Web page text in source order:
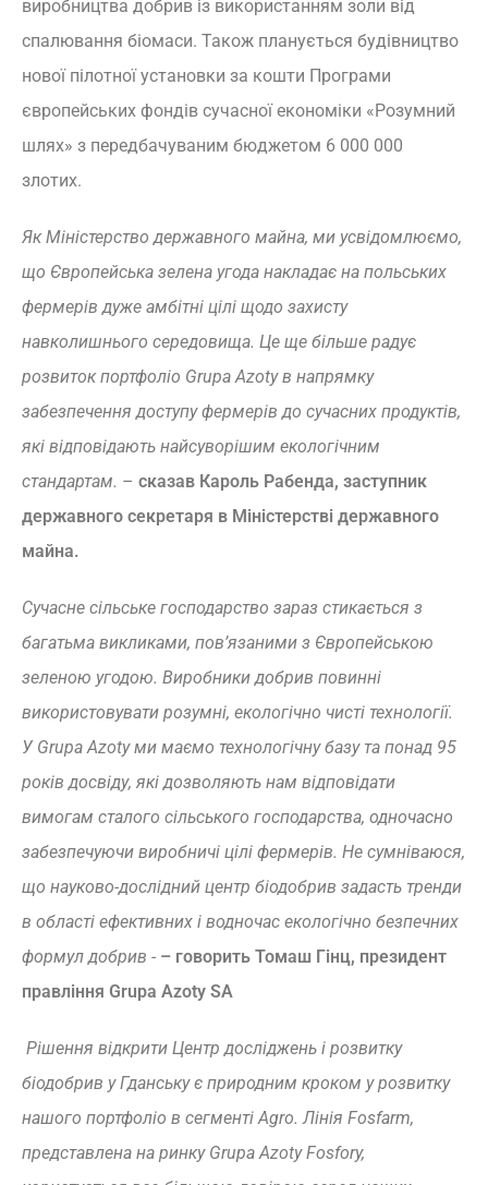
виробництва добрив із використанням золи від
спалювання біомаси. Також планується будівництво
нової пілотної установки за кошти Програми
європейських фондів сучасної економіки «Розумний
шлях» з передбачуваним бюджетом 6 000 000
злотих.
Як Міністерство державного майна, ми усвідомлюємо,
що Європейська зелена угода накладає на польських
фермерів дуже амбітні цілі щодо захисту
навколишнього середовища. Це ще більше радує
розвиток портфоліо Grupa Azoty в напрямку
забезпечення доступу фермерів до сучасних продуктів,
які відповідають найсуворішим екологічним
стандартам. – сказав Кароль Рабенда, заступник
державного секретаря в Міністерстві державного
майна.
Сучасне сільське господарство зараз стикається з
багатьма викликами, пов’язаними з Європейською
зеленою угодою. Виробники добрив повинні
використовувати розумні, екологічно чисті технології.
У Grupa Azoty ми маємо технологічну базу та понад 95
років досвіду, які дозволяють нам відповідати
вимогам сталого сільського господарства, одночасно
забезпечуючи виробничі цілі фермерів. Не сумніваюся,
що науково-дослідний центр біодобрив задасть тренди
в області ефективних і водночас екологічно безпечних
формул добрив - – говорить Томаш Гінц, президент
правління Grupa Azoty SA
Рішення відкрити Центр досліджень і розвитку
біодобрив у Гданську є природним кроком у розвитку
нашого портфоліо в сегменті Agro. Лінія Fosfarm,
представлена на ринку Grupa Azoty Fosfory,